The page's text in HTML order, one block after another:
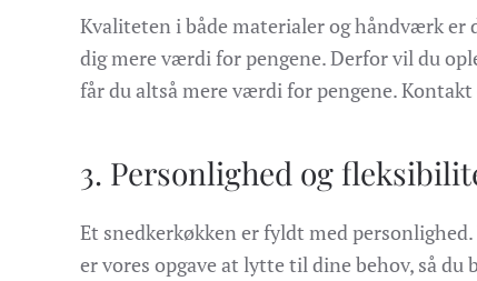
Kvaliteten i både materialer og håndværk er
dig mere værdi for pengene. Derfor vil du
får du altså mere værdi for pengene.
3. Personlighed og
Et snedkerkøkken er fyldt med
er vores opgave at lytte til dine behov, så du